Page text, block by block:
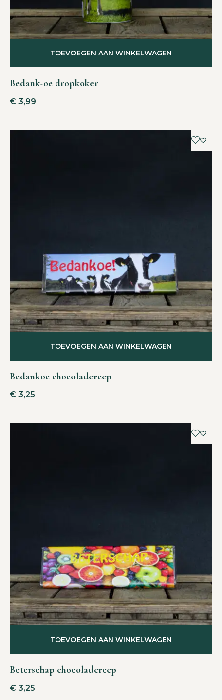
Bedank-oe dropkoker
€ 3,99
TOEVOEGEN AAN WINKELWAGEN
Bedankoe chocoladereep
€ 3,25
TOEVOEGEN AAN WINKELWAGEN
Beterschap chocoladereep
€ 3,25
TOEVOEGEN AAN WINKELWAGEN